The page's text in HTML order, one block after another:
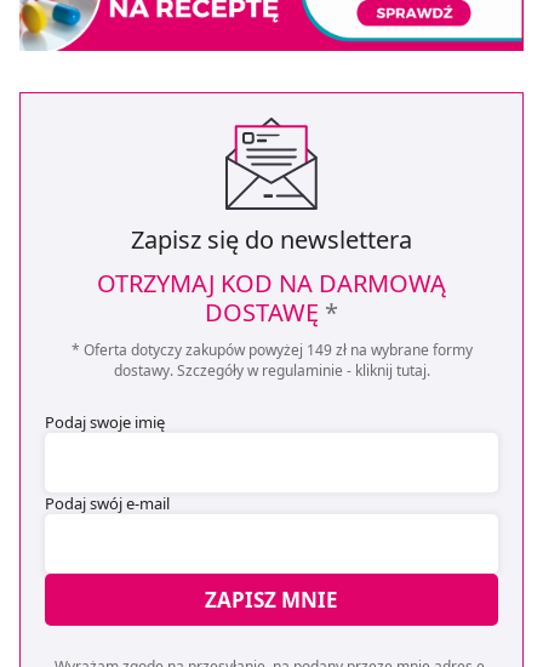
Zapisz się do newslettera
OTRZYMAJ KOD NA DARMOWĄ
DOSTAWĘ *
* Oferta dotyczy zakupów powyżej 149 zł na wybrane formy
dostawy. Szczegóły w regulaminie - kliknij tutaj.
Podaj swoje imię
Podaj swój e-mail
ZAPISZ MNIE